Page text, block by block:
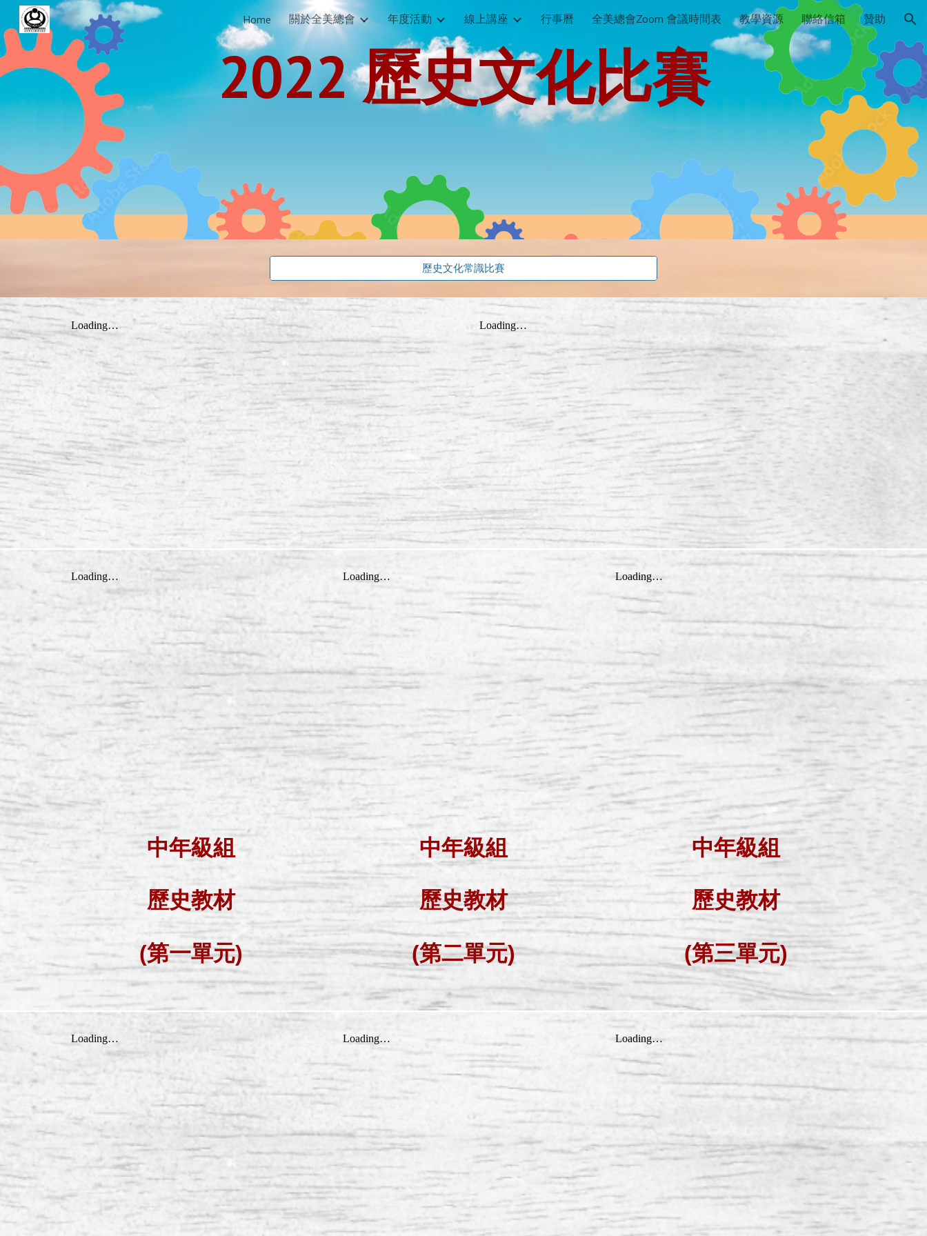
Skip to main content Skip to navigation
Home 關於全美總會 年度活動 線上講座 行事曆 全美總會Zoom 會議時間表 教學資源 聯絡信箱 贊助
2022 歷史文化比賽
歷史文化常識比賽
中年級組
歷史教材
(第一單元)
中年級組
歷史教材
(第二單元)
中年級組
歷史教材
(第三單元)